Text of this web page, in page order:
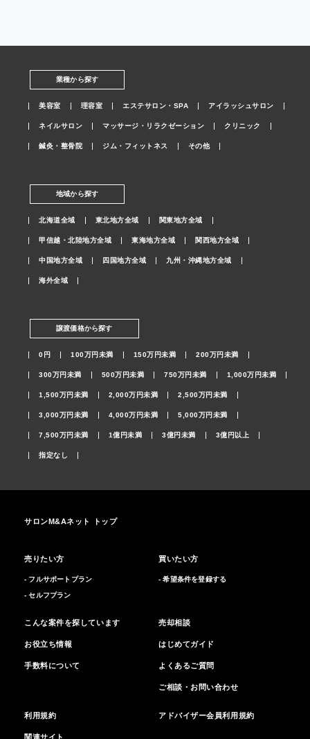
業種から探す
美容室 理容室 エステサロン・SPA アイラッシュサロン
ネイルサロン マッサージ・リラクゼーション クリニック
鍼灸・整骨院 ジム・フィットネス その他
地域から探す
北海道全域 東北地方全域 関東地方全域
甲信越・北陸地方全域 東海地方全域 関西地方全域
中国地方全域 四国地方全域 九州・沖縄地方全域
海外全域
譲渡価格から探す
0円 100万円未満 150万円未満 200万円未満
300万円未満 500万円未満 750万円未満 1,000万円未満
1,500万円未満 2,000万円未満 2,500万円未満
3,000万円未満 4,000万円未満 5,000万円未満
7,500万円未満 1億円未満 3億円未満 3億円以上
指定なし
サロンM&Aネット トップ
売りたい方
- フルサポートプラン
- セルフプラン
買いたい方
- 希望条件を登録する
こんな案件を探しています
お役立ち情報
手数料について
売却相談
はじめてガイド
よくあるご質問
ご相談・お問い合わせ
利用規約 アドバイザー会員利用規約
関連サイト